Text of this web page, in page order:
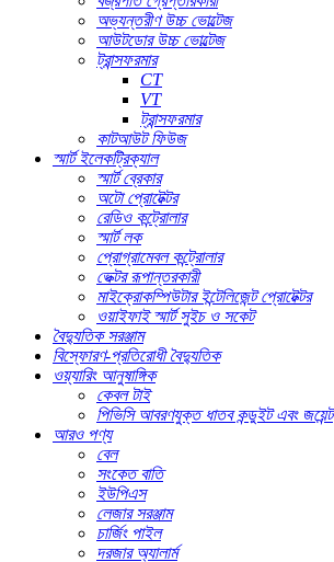
অভ্যন্তরীণ উচ্চ ভোল্টেজ
আউটডোর উচ্চ ভোল্টেজ
ট্রান্সফরমার
CT
VT
ট্রান্সফরমার
কাটআউট ফিউজ
স্মার্ট ইলেকট্রিক্যাল
স্মার্ট ব্রেকার
অটো প্রোটেক্টর
রেডিও কন্ট্রোলার
স্মার্ট লক
প্রোগ্রামেবল কন্ট্রোলার
ভেক্টর রূপান্তরকারী
মাইক্রোকম্পিউটার ইন্টেলিজেন্ট প্রোটেক্টর
ওয়াইফাই স্মার্ট সুইচ ও সকেট
বৈদ্যুতিক সরঞ্জাম
বিস্ফোরণ-প্রতিরোধী বৈদ্যুতিক
ওয়্যারিং আনুষাঙ্গিক
কেবল টাই
পিভিসি আবরণযুক্ত ধাতব কন্ডুইট এবং জয়েন্ট
আরও পণ্য
বেল
সংকেত বাতি
ইউপিএস
লেজার সরঞ্জাম
চার্জিং পাইল
দরজার অ্যালার্ম